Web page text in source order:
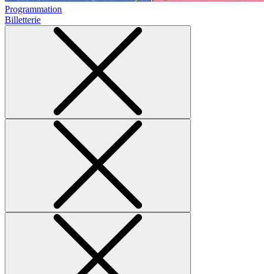
Programmation
Billetterie